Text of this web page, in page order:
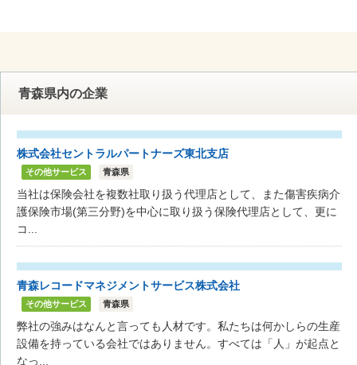
青森県内の企業
株式会社セントラルパートナーズ東北支店
その他サービス 青森県
当社は保険会社を複数社取り扱う代理店として、また傷害疾病介
護保険市場(第三分野)を中心に取り扱う保険代理店として、更に
コ...
青森レコードマネジメントサービス株式会社
その他サービス 青森県
弊社の強みはなんと言っても人材です。私たちは何かしらの生産
設備を持っている会社ではありません。すべては「人」が起点と
なっ...